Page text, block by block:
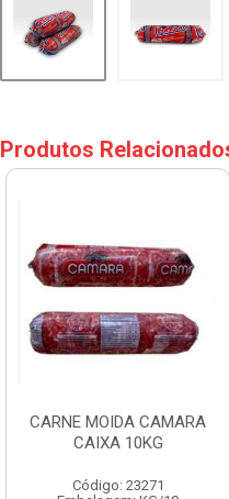
Produtos
CARNE MOIDA CAMARA
CAIXA 10KG
Código: 23271